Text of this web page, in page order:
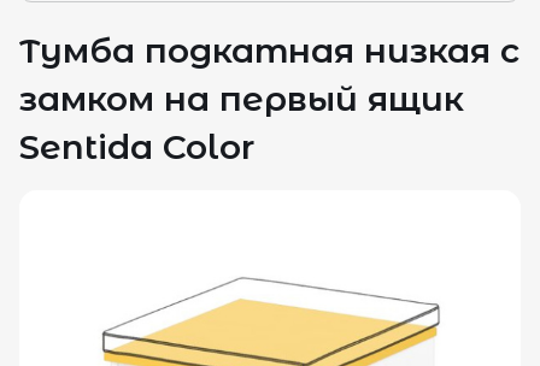
Тумба подкатная низкая с
замком на первый ящик
Sentida Color